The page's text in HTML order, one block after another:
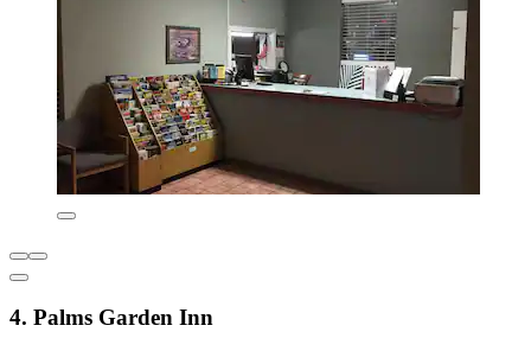
4. Palms Garden Inn